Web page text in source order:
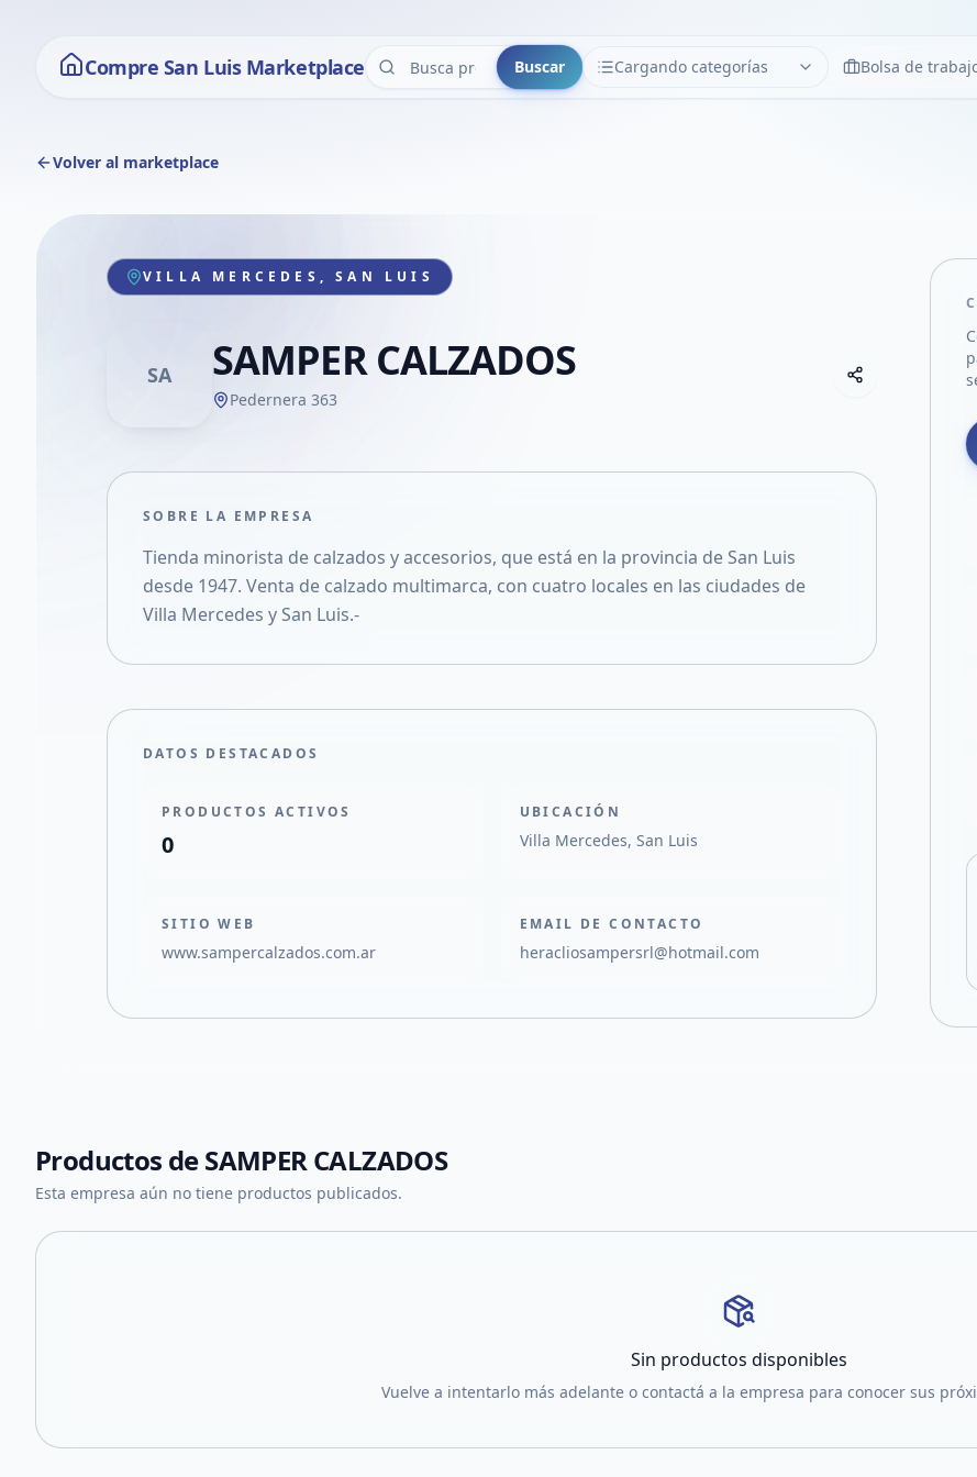
Compre San Luis Marketplace Buscar Cargando categorías
CATEGORÍAS LimpiarBolsa de
Volver al marketplace
VILLA MERCEDES, SAN LUIS
SA SAMPER CALZADOS
Pedernera 363
Compartir
Compartir
Compartir por
Compartir en
SOBRE LA EMPRESA
Tienda minorista de calzados y accesorios, que está en la provincia de San Luis
desde 1947. Venta de calzado multimarca, con cuatro locales en las ciudades de
Villa Mercedes y San Luis.-
DATOS DESTACADOS
PRODUCTOS ACTIVOS
0
UBICACIÓN
Villa Mercedes, San Luis
SITIO WEB
www.sampercalzados.com.ar
EMAIL DE CONTACTO
heracliosampersrl@hotmail.com
Productos deSAMPER CALZADOS
Esta empresa aún no tiene productos publicados.
Sin productos disponibles
Vuelve a intentarlo más adelante o contactá a la empresa para conocer sus